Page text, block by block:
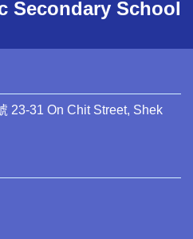
Secondary School
23-31 On Chit Street, Shek